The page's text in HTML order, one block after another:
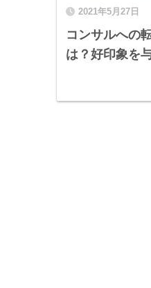
2021年5月27日
コンサルへの
は？好印象を